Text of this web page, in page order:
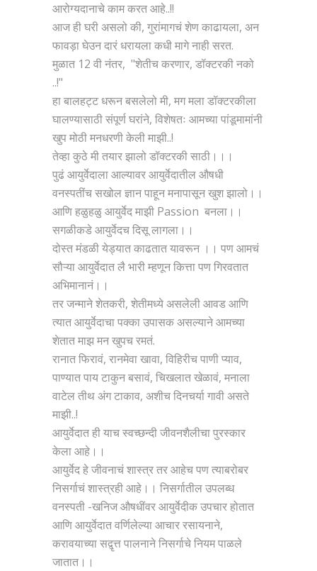
आरोग्यदानाचे काम करत आहे..!!
आज ही घरी असलो की, गुरांमागचं शेण काढायला, अन
फावड़ा घेउन दारं धरायला कधी मागे नाही सरत.
मुळात 12 वी नंतर, "शेतीच करणार, डॉक्टरकी नको
..!"
हा बालहट्ट धरून बसलेलो मी, मग मला डॉक्टरकीला
घालण्यासाठी संपूर्ण घरांने, विशेषतः आमच्या पांडूमामांनी
खुप मोठी मनधरणी केली माझी..!
तेव्हा कुठे मी तयार झालो डॉक्टरकी साठी।।।
पुढं आयुर्वेदाला आल्यावर आयुर्वेदातील औषधी
वनस्पतींच सखोल ज्ञान पाहून मनापासून खुश झालो।।
आणि हळुहळु आयुर्वेद माझी Passion बनला।।
सगळीकडे आयुर्वेदच दिसू लागला।।
दोस्त मंडळी येड्यात काढतात यावरून ।। पण आमचं
सौऱ्या आयुर्वेदात लै भारी म्हणून कित्ता पण गिरवतात
अभिमानानं।।
तर जन्माने शेतकरी, शेतीमध्ये असलेली आवड आणि
त्यात आयुर्वेदाचा पक्का उपासक असल्याने आमच्या
शेतात माझ मन खुपच रमतं.
रानात फिरावं, रानमेवा खावा, विहिरीच पाणी प्याव,
पाण्यात पाय टाकुन बसावं, चिखलात खेळावं, मनाला
वाटेल तीथ अंग टाकाव, अशीच दिनचर्या गावी असते
माझी..!
आयुर्वेदात ही याच स्वच्छन्दी जीवनशैलीचा पुरस्कार
केला आहे।।
आयुर्वेद हे जीवनाचं शास्त्र तर आहेच पण त्याबरोबर
निसर्गाचं शास्त्रही आहे।। निसर्गातील उपलब्ध
वनस्पती -खनिज औषधींवर आयुर्वेदीक उपचार होतात
आणि आयुर्वेदात वर्णिलेल्या आचार रसायनाने,
करावयाच्या सद्वृत्त पालनाने निसर्गाचे नियम पाळले
जातात।।